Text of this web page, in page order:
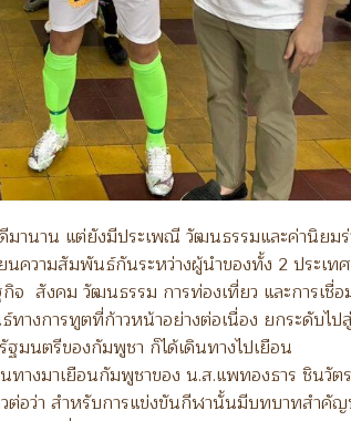
มานาน แต่ยังมีประเพณี วัฒนธรรมและค่านิยม
ความสัมพันธ์กันระหว่างผู้นำของทั้ง 2 ประเท
จ สังคม วัฒนธรรม การท่องเที่ยว และการเชื่อ
ทางการทูตที่ก้าวหน้าอย่างต่อเนื่อง ยกระดับไป
มนตรีของกัมพูชา ก็ได้เดินทางไปเยือน
ทางมาเยือนกัมพูชาของ น.ส.แพทองธาร ชินวัตร
วต่อว่า สำหรับการแข่งขันกีฬานั้นมีบทบาทสำคั